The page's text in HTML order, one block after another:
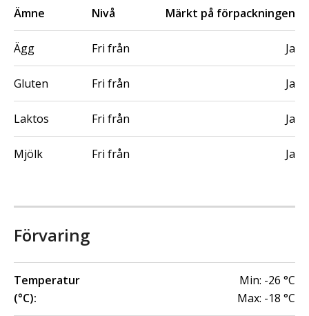
Ämne Nivå Märkt på förpackningen
Ägg Fri från Ja
Gluten Fri från Ja
Laktos Fri från Ja
Mjölk Fri från Ja
Förvaring
Temperatur
(°C):
Min: -26 °C
Max: -18 °C